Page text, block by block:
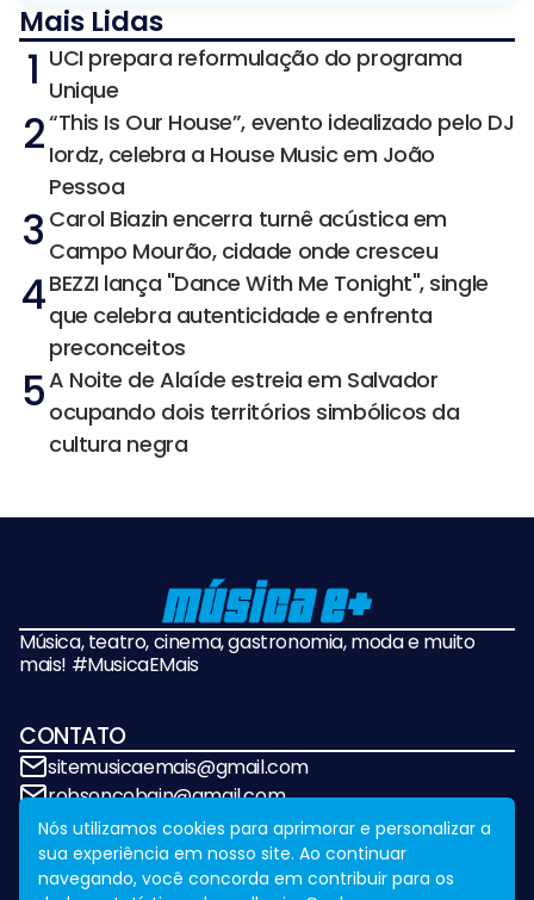
Mais Lidas
1 UCI prepara reformulação do programa
Unique
2“This Is Our House”, evento idealizado pelo DJ
Iordz, celebra a House Music em João
Pessoa
3 Carol Biazin encerra turnê acústica em
Campo Mourão, cidade onde cresceu
4BEZZI lança "Dance With Me Tonight", single
que celebra autenticidade e enfrenta
preconceitos
5A Noite de Alaíde estreia em Salvador
ocupando dois territórios simbólicos da
cultura negra
Música, teatro, cinema, gastronomia, moda e muito
mais! #MusicaEMais
CONTATO
sitemusicaemais@gmail.com
robsoncobain@gmail.com
REDES SOCIAIS
Nós utilizamos cookies para aprimorar e personalizar a
sua experiência em nosso site. Ao continuar
navegando, você concorda em contribuir para os